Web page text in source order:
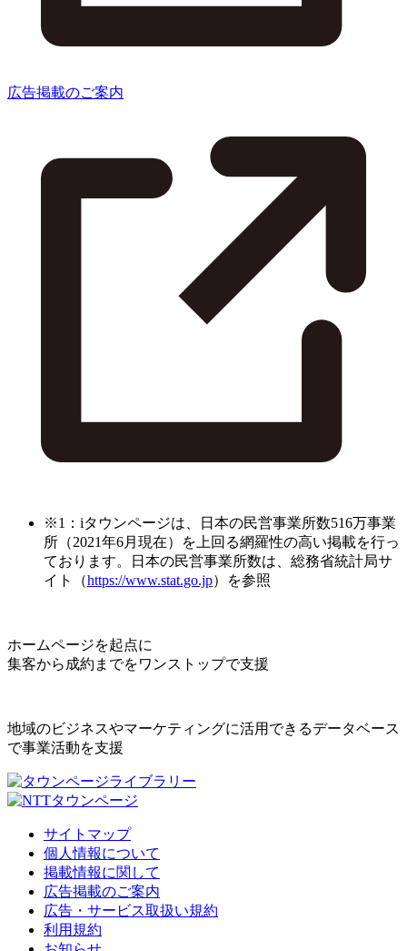
広告掲載のご案内
※1：iタウンページは、日本の民営事業所数516万事業
所（2021年6月現在）を上回る網羅性の高い掲載を行っ
ております。日本の民営事業所数は、総務省統計局サ
イト（https://www.stat.go.jp）を参照
ホームページを起点に
集客から成約までをワンストップで支援
地域のビジネスやマーケティングに活用できるデータベース
で事業活動を支援
サイトマップ
個人情報について
掲載情報に関して
広告掲載のご案内
広告・サービス取扱い規約
利用規約